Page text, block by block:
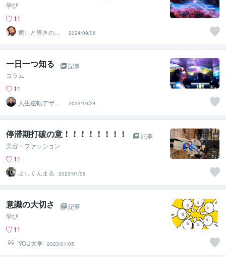
学び
11
癒しと導きのリ
シ✨チャンネル
2024/09/06
一日一つ知る
記事
コラム
11
人生逆転デザイ
ナー☆イマノリ
2023/10/24
停滞期打破の意！！！！！！！！
記事
美容・ファッション
11
よしくんまる
2023/01/08
意識の大切さ
記事
学び
11
YOU大学 2023/01/05